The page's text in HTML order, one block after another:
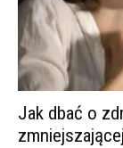
Jak dbać o